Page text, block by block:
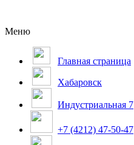
Меню
Главная страница
Хабаровск
Индустриальная 7
+7 (4212) 47-50-47